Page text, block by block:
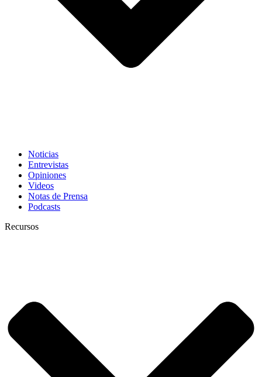
Noticias
Entrevistas
Opiniones
Videos
Notas de Prensa
Podcasts
Recursos